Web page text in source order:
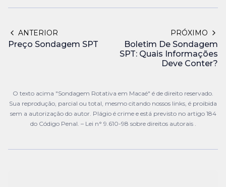
ANTERIOR
Preço Sondagem SPT
PRÓXIMO
Boletim De Sondagem
SPT: Quais Informações
Deve Conter?
O texto acima "Sondagem Rotativa em Macaé" é de direito reservado.
Sua reprodução, parcial ou total, mesmo citando nossos links, é proibida
sem a autorização do autor. Plágio é crime e está previsto no artigo 184
do Código Penal. – Lei n° 9.610-98 sobre direitos autorais .